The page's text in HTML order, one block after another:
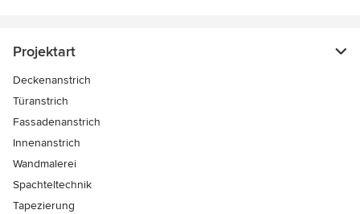
Projektart
Deckenanstrich
Türanstrich
Fassadenanstrich
Innenanstrich
Wandmalerei
Spachteltechnik
Tapezierung